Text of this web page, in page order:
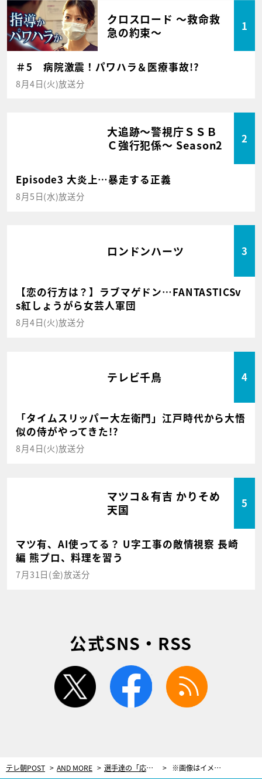
クロスロード ～救命救
急の約束～
1
＃5 病院激震！パワハラ＆医療事故!?
8月4日(火)放送分
大追跡～警視庁ＳＳＢ
Ｃ強行犯係～ Season2
2
Episode3 大炎上…暴走する正義
8月5日(水)放送分
ロンドンハーツ 3
【恋の行方は？】ラブマゲドン…FANTASTICSv
s紅しょうがら女芸人軍団
8月4日(火)放送分
テレビ千鳥 4
「タイムスリッパー大左衛門」江戸時代から大悟
似の侍がやってきた!?
8月4日(火)放送分
マツコ＆有吉 かりそめ
天国
5
マツ有、AI使ってる？ U字工事の敵情視察 長崎
編 熊プロ、料理を習う
7月31日(金)放送分
公式SNS・RSS
twitter facebook
テレ朝POST AND MORE 選手達の「応援席」がスマートフォンで視聴可能に！世界フィギュアスケート国別対抗戦で画期的施策！ ※画像はイメージです